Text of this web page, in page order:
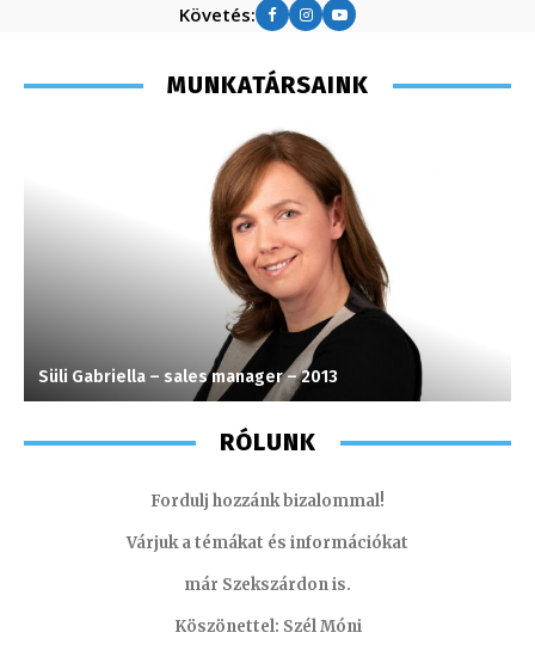
Követés:
MUNKATÁRSAINK
Süli Gabriella – sales manager – 2013
RÓLUNK
Fordulj hozzánk bizalommal!
Várjuk a témákat és információkat
már Szekszárdon is.
Köszönettel: Szél Móni